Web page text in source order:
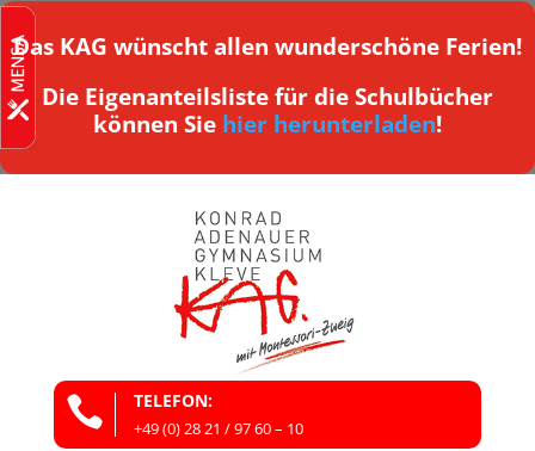
Das KAG wünscht allen wunderschöne Ferien!
Die Eigenanteilsliste für die Schulbücher
können Sie hier herunterladen!
 TELEFON:
+49 (0) 28 21 / 97 60 – 10